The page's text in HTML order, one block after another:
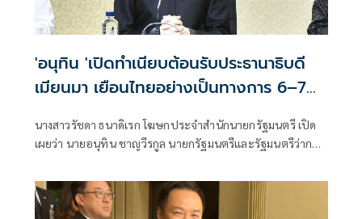
'อนุทิน 'เปิดทำเนียบต้อนรับประธานาธิบดี
เมียนมา เยือนไทยอย่างเป็นทางการ 6–7
นางสาวรัชดา ธนาดิเรก โฆษกประจำสำนักนายกรัฐมนตรี เปิด
เผยว่า นายอนุทิน ชาญวีรกูล นายกรัฐมนตรีและรัฐมนตรีว่าการ